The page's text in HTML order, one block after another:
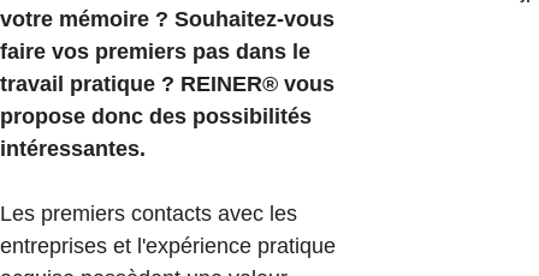
votre mémoire ? Souhaitez-vous
faire vos premiers pas dans le
travail pratique ? REINER® vous
propose donc des possibilités
intéressantes.
Les premiers contacts avec les
entreprises et l'expérience pratique